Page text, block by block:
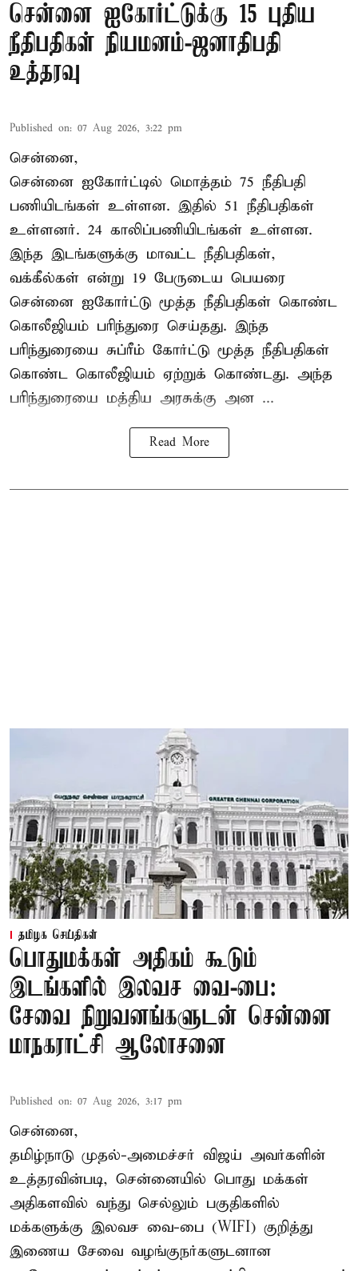
சென்னை ஐகோர்ட்டுக்கு 15 புதிய
நீதிபதிகள் நியமனம்-ஜனாதிபதி
உத்தரவு
Published on: 07 Aug 2026, 3:22 pm
சென்னை,
சென்னை ஐகோர்ட்டில் மொத்தம் 75 நீதிபதி
பணியிடங்கள் உள்ளன. இதில் 51 நீதிபதிகள்
உள்ளனர். 24 காலிப்பணியிடங்கள் உள்ளன.
இந்த இடங்களுக்கு மாவட்ட நீதிபதிகள்,
வக்கீல்கள் என்று 19 பேருடைய பெயரை
சென்னை ஐகோர்ட்டு மூத்த நீதிபதிகள் கொண்ட
கொலீஜியம் பரிந்துரை செய்தது. இந்த
பரிந்துரையை சுப்ரீம் கோர்ட்டு மூத்த நீதிபதிகள்
கொண்ட கொலீஜியம் ஏற்றுக் கொண்டது. அந்த
பரிந்துரையை மத்திய அரசுக்கு அன ...
Read More
தமிழக செய்திகள்
பொதுமக்கள் அதிகம் கூடும்
இடங்களில் இலவச வை-பை:
சேவை நிறுவனங்களுடன் சென்னை
மாநகராட்சி ஆலோசனை
Published on: 07 Aug 2026, 3:17 pm
சென்னை,
தமிழ்நாடு முதல்-அமைச்சர் விஜய் அவர்களின்
உத்தரவின்படி, சென்னையில் பொது மக்கள்
அதிகளவில் வந்து செல்லும் பகுதிகளில்
மக்களுக்கு இலவச வை-பை (WIFI) குறித்து
இணைய சேவை வழங்குநர்களுடனான